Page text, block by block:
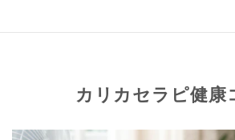
カリカセラピ健康